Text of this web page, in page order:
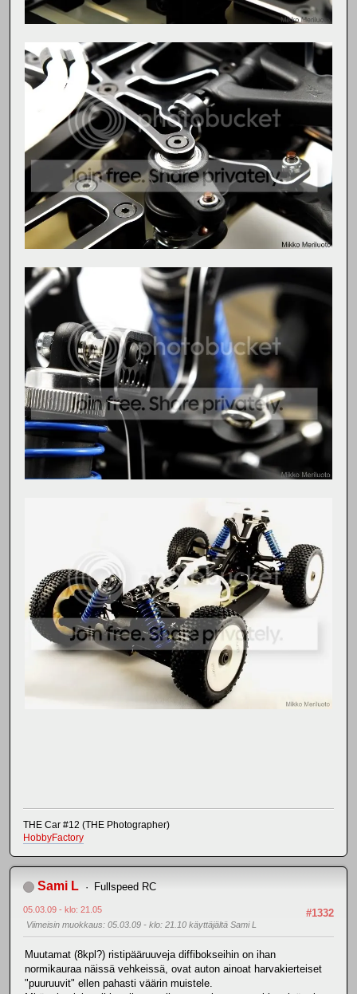
THE Car #12 (THE Photographer)
HobbyFactory
Sami L Fullspeed RC
#1332
05.03.09 - klo: 21.05
Viimeisin muokkaus: 05.03.09 - klo: 21.10 käyttäjältä Sami L
Muutamat (8kpl?) ristipääruuveja diffibokseihin on ihan
normikauraa näissä vehkeissä, ovat auton ainoat harvakierteiset
"puuruuvit" ellen pahasti väärin muistele.